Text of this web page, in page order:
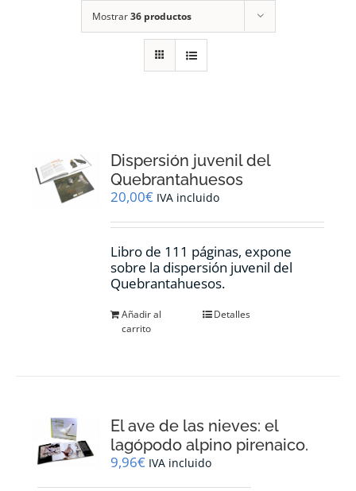
Mostrar36 productos
Dispersión juvenil del
Quebrantahuesos
20,00€ IVA incluido
Libro de 111 páginas, expone
sobre la dispersión juvenil del
Quebrantahuesos.
Añadir al
carrito
Detalles
El ave de las nieves: el
lagópodo alpino pirenaico.
9,96€ IVA incluido